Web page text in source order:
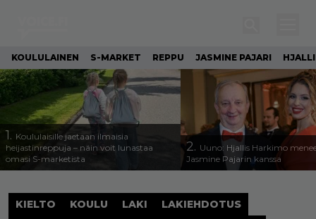
KOULULAINEN S-MARKET REPPU JASMINE PAJARI
1. Koululaisille jaetaan ilmaisia
heijastinreppuja – näin voit lunastaa
omasi S-marketista
2. Uuno: Hjallis Harkimo
Jasmine Pajarin kanssa
KIELTO KOULU LAKI
LAKIEHDOTUS